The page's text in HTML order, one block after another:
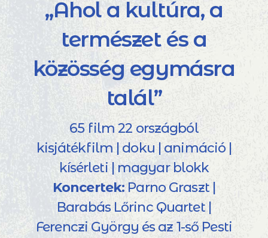
„Ahol a kultúra, a
természet és a
közösség egymásra
talál”
65 film 22 országból
kisjátékfilm | doku | animáció |
kísérleti | magyar blokk
Koncertek: Parno Graszt |
Barabás Lőrinc Quartet |
Ferenczi György és az 1-ső Pesti